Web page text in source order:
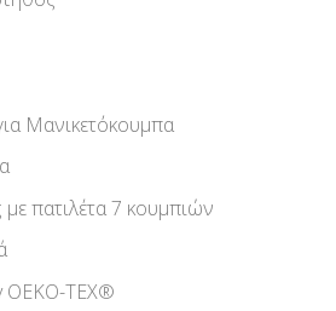
Μανικετόκουμπα
πατιλέτα 7 κουμπιών
OEKO-TEX®